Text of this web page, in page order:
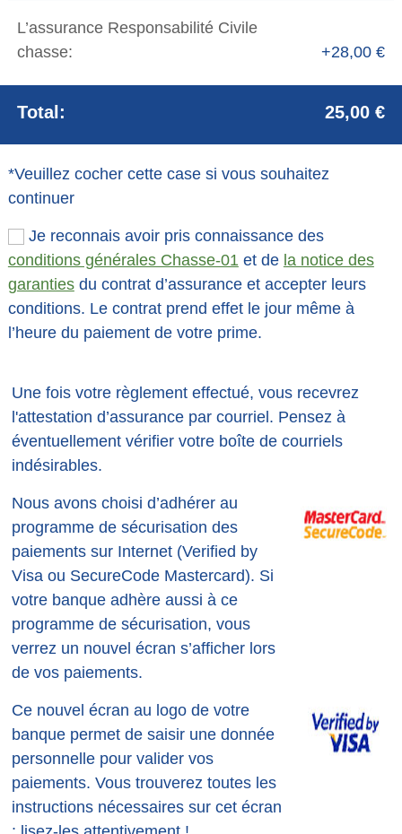
L’assurance Responsabilité Civile
chasse:
+28,00 €
Total: 25,00 €
*Veuillez cocher cette case si vous souhaitez
continuer
Je reconnais avoir pris connaissance des
conditions générales Chasse-01 et de la notice des
garantiesdu contrat d’assurance et accepter leurs
conditions. Le contrat prend effet le jour même à
l’heure du paiement de votre prime.
Une fois votre règlement effectué, vous recevrez
l'attestation d’assurance par courriel. Pensez à
éventuellement vérifier votre boîte de courriels
indésirables.
Nous avons choisi d’adhérer au
programme de sécurisation des
paiements sur Internet (Verified by
Visa ou SecureCode Mastercard). Si
votre banque adhère aussi à ce
programme de sécurisation, vous
verrez un nouvel écran s’afficher lors
de vos paiements.
Ce nouvel écran au logo de votre
banque permet de saisir une donnée
personnelle pour valider vos
paiements. Vous trouverez toutes les
instructions nécessaires sur cet écran